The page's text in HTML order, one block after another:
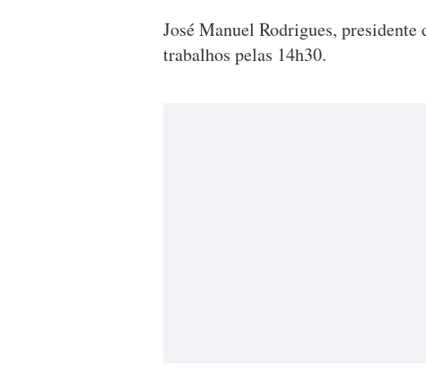
José Manuel Rodrigues,
trabalhos pelas 14h30.